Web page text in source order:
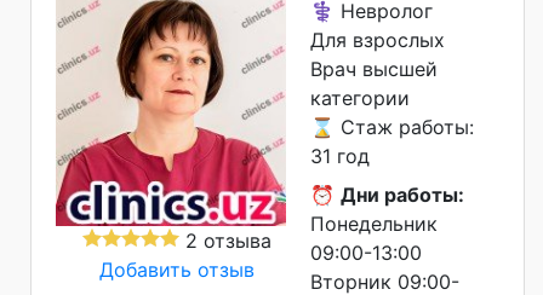
2 отзыва
Добавить отзыв
⚕️ Невролог
Для взрослых
Врач высшей
категории
⌛ Стаж работы:
31 год
⏰ Дни работы:
Понедельник
09:00-13:00
Вторник 09:00-